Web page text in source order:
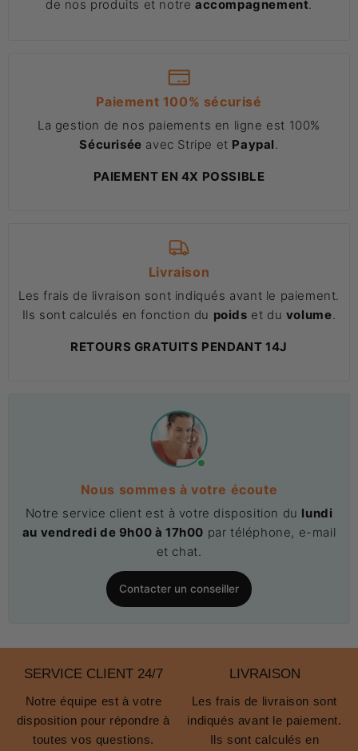
de nos produits et notre accompagnement
Paiement 100% sécurisé
La gestion de nos paiements en ligne est 100%
Sécurisée avec Stripe et Paypal
PAIEMENT EN 4X POSSIBLE
Livraison
Les frais de livraison sont indiqués avant le paiement.
Ils sont calculés en fonction du poids et du volume
RETOURS GRATUITS PENDANT 14J
Nous sommes à votre écoute
Notre service client est à votre disposition du lundi
au vendredi de 9h00 à 17h00 par téléphone, e-mail
et chat.
Contacter un conseiller
SERVICE CLIENT 24/7
Notre équipe est à votre
disposition pour répondre à
toutes vos questions.
LIVRAISON
Les frais de livraison sont
indiqués avant le paiement.
Ils sont calculés en